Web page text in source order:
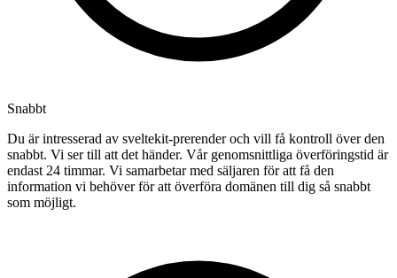
Snabbt
Du är intresserad av sveltekit-prerender och vill få kontroll över den
snabbt. Vi ser till att det händer. Vår genomsnittliga överföringstid är
endast 24 timmar. Vi samarbetar med säljaren för att få den
information vi behöver för att överföra domänen till dig så snabbt
som möjligt.